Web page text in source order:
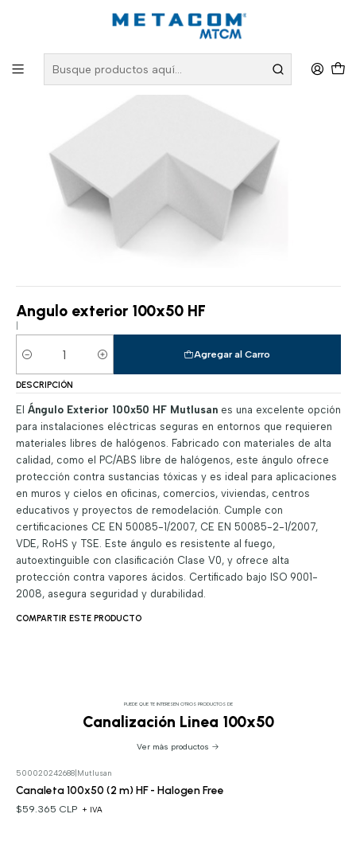
PRODUCTOS Conectividad Organizada
Canalización Linea 100x50
Angulo exterior 100x50 HF
Angulo exterior 100x50 HF
Cantidad
Agregar al Carro
DESCRIPCIÓN
El Ángulo Exterior 100x50 HF Mutlusanes una excelente opción
para instalaciones eléctricas seguras en entornos que requieren
materiales libres de halógenos. Fabricado con materiales de alta
calidad, como el PC/ABS libre de halógenos, este ángulo ofrece
protección contra sustancias tóxicas y es ideal para aplicaciones
en muros y cielos en oficinas, comercios, viviendas, centros
educativos y proyectos de remodelación. Cumple con
certificaciones CE EN 50085-1/2007, CE EN 50085-2-1/2007,
VDE, RoHS y TSE. Este ángulo es resistente al fuego,
autoextinguible con clasificación Clase V0, y ofrece alta
protección contra vapores ácidos. Certificado bajo ISO 9001-
2008, asegura seguridad y durabilidad.
COMPARTIR ESTE PRODUCTO
PUEDE QUE TE INTERESEN OTROS PRODUCTOS DE
Canalización Linea 100x50
Ver más productos
500020242688| Mutlusan
Canaleta 100x50 (2 m) HF - Halogen Free
$59.365 CLP + IVA